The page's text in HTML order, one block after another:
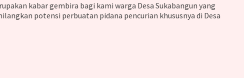
kabar gembira bagi kami warga Desa Sukabangun yang
potensi perbuatan pidana pencurian khususnya di Desa